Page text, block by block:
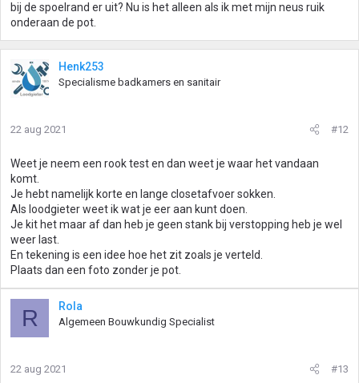
bij de spoelrand er uit? Nu is het alleen als ik met mijn neus ruik
onderaan de pot.
Henk253
Specialisme badkamers en sanitair
22 aug 2021 #12
Weet je neem een rook test en dan weet je waar het vandaan
komt.
Je hebt namelijk korte en lange closetafvoer sokken.
Als loodgieter weet ik wat je eer aan kunt doen.
Je kit het maar af dan heb je geen stank bij verstopping heb je wel
weer last.
En tekening is een idee hoe het zit zoals je verteld.
Plaats dan een foto zonder je pot.
R Rola
Algemeen Bouwkundig Specialist
22 aug 2021 #13